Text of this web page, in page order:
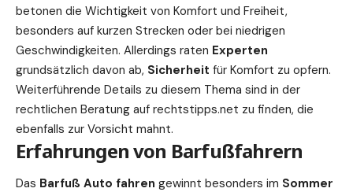
betonen die Wichtigkeit von Komfort und Freiheit,
besonders auf kurzen Strecken oder bei niedrigen
Geschwindigkeiten. Allerdings raten Experten
grundsätzlich davon ab, Sicherheit für Komfort zu opfern.
Weiterführende Details zu diesem Thema sind in der
rechtlichen Beratung auf rechtstipps.net zu finden, die
ebenfalls zur Vorsicht mahnt.
Erfahrungen von Barfußfahrern
Das Barfuß Auto fahren gewinnt besonders im Sommer